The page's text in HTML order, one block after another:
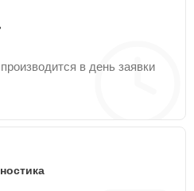
в день заявки